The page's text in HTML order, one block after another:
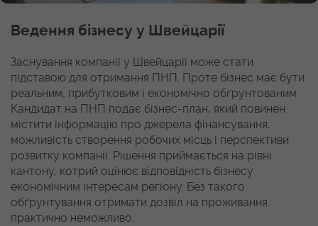
Ведення бізнесу у Швейцарії
Заснування компанії у Швейцарії може стати
підставою для отримання ПНП. Проте бізнес має бути
реальним, прибутковим і економічно обґрунтованим.
Кандидат на ПНП подає бізнес-план, який повинен
містити інформацію про джерела фінансування,
можливість створення робочих місць і перспективи
розвитку компанії. Рішення приймається на рівні
кантону, котрий оцінює відповідність бізнесу
економічним інтересам регіону. Без такого
обґрунтування отримати дозвіл на проживання
практично неможливо.